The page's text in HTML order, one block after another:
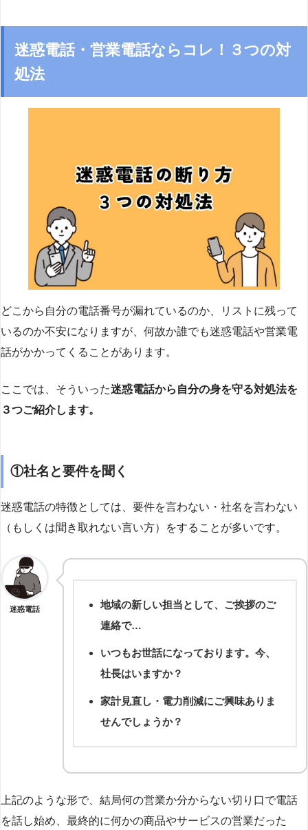
迷惑電話・営業電話ならコレ！３つの対
処法
どこから自分の電話番号が漏れているのか、リストに残って
いるのか不安になりますが、何故か誰でも迷惑電話や営業電
話がかかってくることがあります。
ここでは、そういった迷惑電話から自分の身を守る対処法を
３つご紹介します。
①社名と要件を聞く
迷惑電話の特徴としては、要件を言わない・社名を言わない
（もしくは聞き取れない言い方）をすることが多いです。
迷惑電話
地域の新しい担当として、ご挨拶のご
連絡で…
いつもお世話になっております。今、
社長はいますか？
家計見直し・電力削減にご興味ありま
せんでしょうか？
上記のような形で、結局何の営業か分からない切り口で電話
を話し始め、最終的に何かの商品やサービスの営業だった